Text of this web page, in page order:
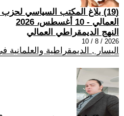
(19) بلاغ المكتب السياسي
العمالي - 10 أغسطس، 2026
النهج الديمقراطي العمالي
2026 / 8 / 10
اليسار , الديمقراطية